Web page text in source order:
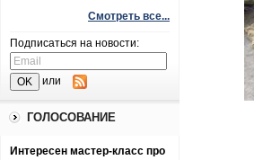
Смотреть все...
Подписаться на новости:
или
ГОЛОСОВАНИЕ
Интересен мастер-класс про